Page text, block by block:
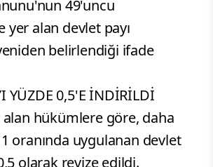
49'uncu
yer alan devlet payı
belirlendiği ifade
YÜZDE 0,5'E İNDİRİLDİ
alan hükümlere göre, daha
oranında uygulanan devlet
olarak revize edildi.